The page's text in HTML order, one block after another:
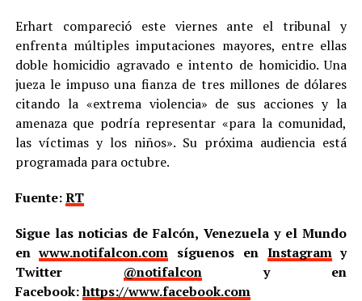
Erhart compareció este viernes ante el tribunal y
enfrenta múltiples imputaciones mayores, entre ellas
doble homicidio agravado e intento de homicidio. Una
jueza le impuso una fianza de tres millones de dólares
citando la «extrema violencia» de sus acciones y la
amenaza que podría representar «para la comunidad,
las víctimas y los niños». Su próxima audiencia está
programada para octubre.
Fuente:RT
Sigue las noticias de Falcón, Venezuela y el Mundo
enwww.notifalcon.com síguenos en Instagramy
Twitter @notifalcony en
Facebook:https://www.facebook.com